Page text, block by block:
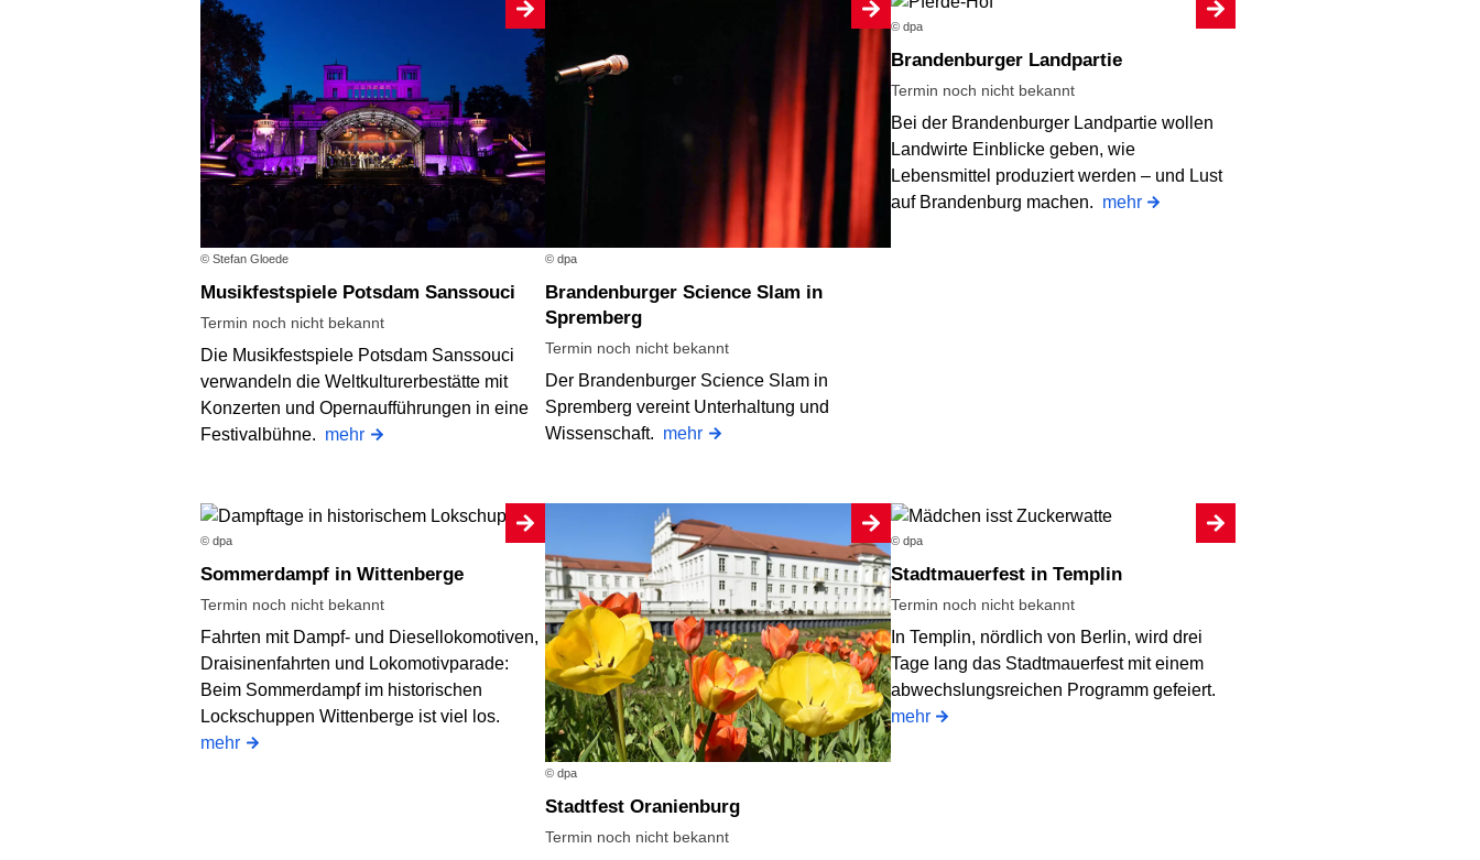
© Stefan Gloede
Musikfestspiele Potsdam Sanssouci
Termin noch nicht bekannt
Die Musikfestspiele Potsdam Sanssouci
verwandeln die Weltkulturerbestätte mit
Konzerten und Opernaufführungen in eine
Festivalbühne. mehr
© dpa
Brandenburger Science Slam in
Spremberg
Termin noch nicht bekannt
Der Brandenburger Science Slam in
Spremberg vereint Unterhaltung und
Wissenschaft. mehr
© dpa
Brandenburger Landpartie
Termin noch nicht bekannt
Bei der Brandenburger Landpartie wollen
Landwirte Einblicke geben, wie
Lebensmittel produziert werden – und Lust
auf Brandenburg machen. mehr
© dpa
Sommerdampf in Wittenberge
Termin noch nicht bekannt
Fahrten mit Dampf- und Diesellokomotiven,
Draisinenfahrten und Lokomotivparade:
Beim Sommerdampf im historischen
Lockschuppen Wittenberge ist viel los.
mehr
© dpa
Stadtfest Oranienburg
Termin noch nicht bekannt
© dpa
Stadtmauerfest in Templin
Termin noch nicht bekannt
In Templin, nördlich von Berlin, wird drei
Tage lang das Stadtmauerfest mit einem
abwechslungsreichen Programm gefeiert.
mehr